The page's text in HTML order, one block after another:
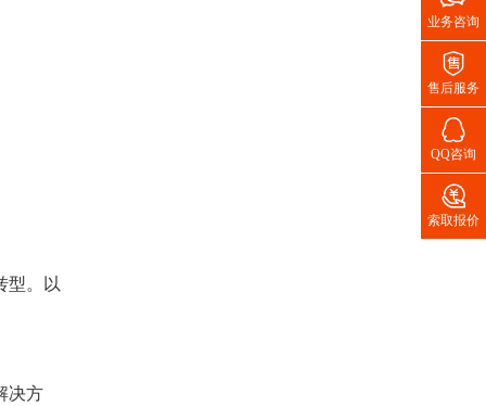
业务咨询

售后服务

QQ咨询

索取报价
型。以
决方